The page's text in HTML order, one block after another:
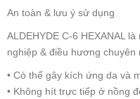
An toàn & lưu ý sử dụng
ALDEHYDE C-6 HEXANAL
nghiệp & điều hương chuyên
• Có thể gây kích ứng da và
• Không hít trực tiếp ở nồng